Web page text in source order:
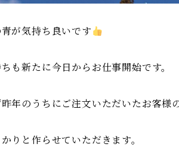
が気持ち良いです
も新たに今日からお仕事開始です。
年のうちにご注文いただいたお客様
りと作らせていただきます。